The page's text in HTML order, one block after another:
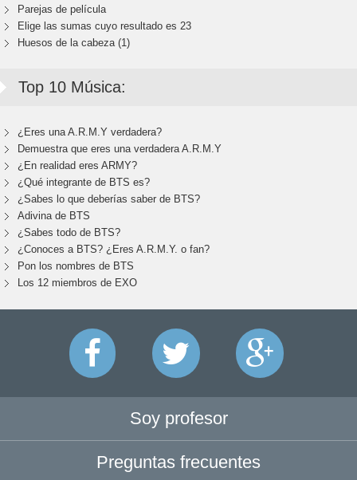
Parejas de película
Elige las sumas cuyo resultado es 23
Huesos de la cabeza (1)
Top 10 Música:
¿Eres una A.R.M.Y verdadera?
Demuestra que eres una verdadera A.R.M.Y
¿En realidad eres ARMY?
¿Qué integrante de BTS es?
¿Sabes lo que deberías saber de BTS?
Adivina de BTS
¿Sabes todo de BTS?
¿Conoces a BTS? ¿Eres A.R.M.Y. o fan?
Pon los nombres de BTS
Los 12 miembros de EXO
Soy profesor
Preguntas frecuentes